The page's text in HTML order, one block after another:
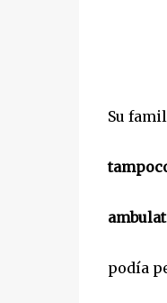
Su
podía